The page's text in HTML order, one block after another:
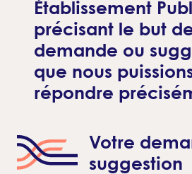
Établissement
précisant le but
demande ou
que nous
répondre
Votre
suggestion